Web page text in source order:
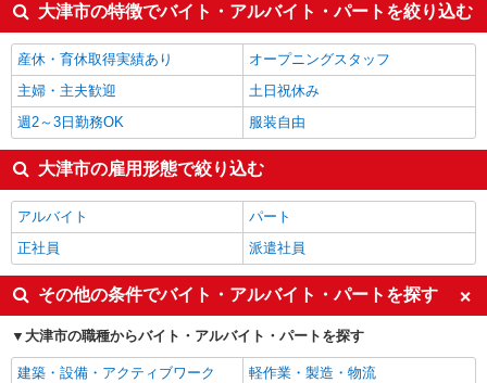
大津市の特徴でバイト・アルバイト・パートを絞り込む
産休・育休取得実績あり
オープニングスタッフ
主婦・主夫歓迎
土日祝休み
週2～3日勤務OK
服装自由
大津市の雇用形態で絞り込む
アルバイト
パート
正社員
派遣社員
その他の条件でバイト・アルバイト・パートを探す
大津市の職種からバイト・アルバイト・パートを探す
建築・設備・アクティブワーク
軽作業・製造・物流